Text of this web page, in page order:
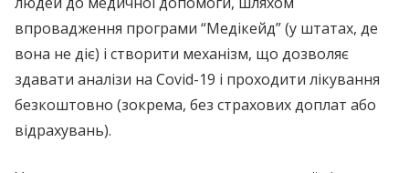
впровадження програми “Медікейд” (у штатах, де
вона не діє) і створити механізм, що дозволяє
здавати аналізи на Covid-19 і проходити лікування
безкоштовно (зокрема, без страхових доплат або
відрахувань).